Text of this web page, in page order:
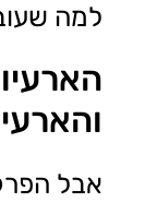
למה
אבל